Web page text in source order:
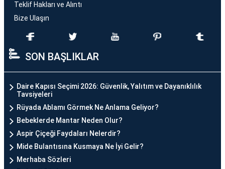
Teklif Hakları ve Alıntı
Bize Ulaşın
SON BAŞLIKLAR
Daire Kapısı Seçimi 2026: Güvenlik, Yalıtım ve Dayanıklılık
Tavsiyeleri
Rüyada Ablamı Görmek Ne Anlama Geliyor?
Bebeklerde Mantar Neden Olur?
Aspir Çiçeği Faydaları Nelerdir?
Mide Bulantısına Kusmaya Ne İyi Gelir?
Merhaba Sözleri